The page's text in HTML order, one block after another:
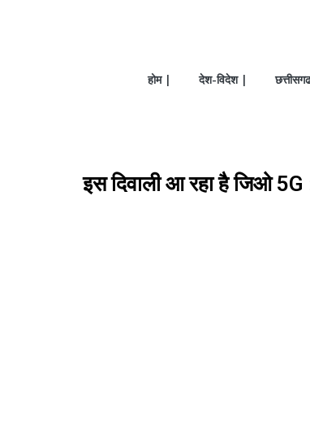
होम | देश-विदेश |
इस दिवाली आ रहा है जिओ 5G